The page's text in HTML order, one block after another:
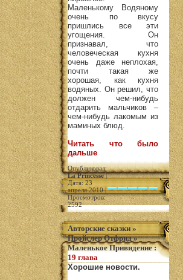
Маленькому Водяному
очень по вкусу
пришлись все эти
угощения. Он
признавал, что
человеческая кухня
очень даже неплохая,
почти такая же
хорошая, как кухня
водяных. Он решил, что
должен чем-нибудь
отдарить мальчиков –
чем-нибудь лакомым из
маминых блюд.
Читать что было
дальше
Опубликовал:
La Princesse|
Дата: 23
апреля 2010 |
Просмотров:
2592
Авторские сказки »
Пройслер Отфрид»
Маленькое Привидение:
19 глава
Хорошие новости.